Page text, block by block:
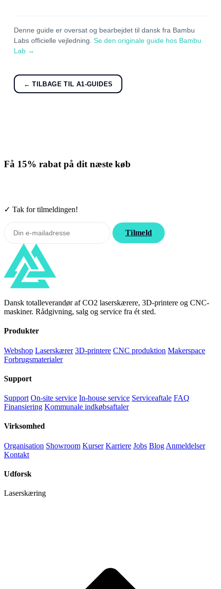
Denne guide er oversat og bearbejdet til dansk fra Bambu
Labs officielle vejledning. Se den originale guide hos Bambu
Lab →
← TILBAGE TIL A1-GUIDES
Få 15% rabat på dit næste køb
✓ Tak for tilmeldingen!
Tilmeld
Dansk totalleverandør af CO2 laserskærere, 3D-printere og CNC-
maskiner. Rådgivning, salg og service fra ét sted.
Produkter
Webshop Laserskærer 3D-printere CNC produktion Makerspace
Forbrugsmaterialer
Support
Support On-site service In-house service Serviceaftale FAQ
Finansiering Kommunale indkøbsaftaler
Virksomhed
Organisation Showroom Kurser Karriere Jobs Blog Anmeldelser
Kontakt
Udforsk
Laserskæring